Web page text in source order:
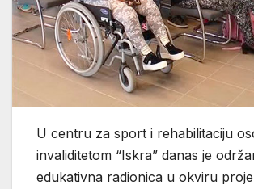
U centru za sport i rehabilitaciju
invaliditetom “Iskra” danas je
edukativna radionica u okviru